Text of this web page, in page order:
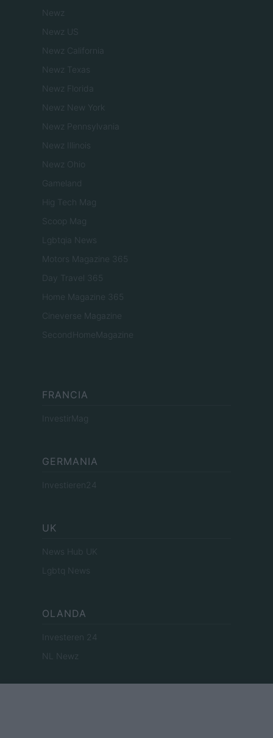
Newz
Newz US
Newz California
Newz Texas
Newz Florida
Newz New York
Newz Pennsylvania
Newz Illinois
Newz Ohio
Gameland
Hig Tech Mag
Scoop Mag
Lgbtqia News
Motors Magazine 365
Day Travel 365
Home Magazine 365
Cineverse Magazine
SecondHomeMagazine
FRANCIA
InvestirMag
GERMANIA
Investieren24
UK
News Hub UK
Lgbtq News
OLANDA
Investeren 24
NL Newz